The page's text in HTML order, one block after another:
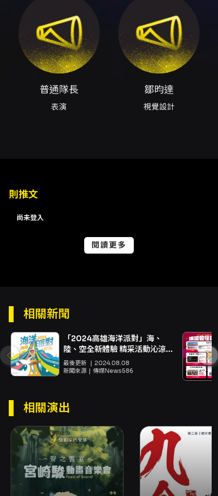
LIVE WAREHOUSE（大庫），門開時間
18:00，演出開始 19:00。 票價與販售 - 預售單
人票：NT$1,100 - 預售三人套票：
NT$3,000（每人相當於 NT$1,000） - 現場
票：NT$1,600 - 售票平台：KKTIX（網路／全
家 FamiPort 等可用方式，詳見 KKTIX 購票頁
KKTIX 全面開賣 身心障礙票與特殊購票方式 - 身
心障礙席僅接受傳真訂購，傳真作業自
2026/06/04（四）上午 10:00 起受理，張數有
FamiPort 或 KKTIX APP）。 - 使用期間及相關
文化幣折抵票款，退票時退款與手續費之計算方
與取票注意 - KKTIX 網站購票需完成手機號碼及
電子郵件驗證之會員資格。 - 每筆訂單限購 4
- 本節目採用文化部定型化契約之「方案四」退
請日（電子票券未取票）為準，退票手續費依演
出日前之時段收取（第31日以前 10%；第11–30
日 30%；第3–10日 50%；演出當日至演出日前
第2日內不受理退換）。 - 務必透過 KKTIX 官方
通路購票，避免經由非授權售票來源購買以免遭
位：THE CAPTAIN’s RECORDS、KKTIX - 視
覺設計：鄒昀達 - 更多購票細節、表單下載與流
注意事項
注意事項 - 入場規定：一人一票、憑票入場；票
券視同有價證券，請妥善保存，遺失、損毀或辨
識不清恕不補發。 - 禁止物品：請勿攜帶相機、
攝影機、錄音設備；未經主辦單位同意，禁止拍
普通隊長
表演
鄒昀達
視覺設計
則推文
尚未登入
閱讀更多
相關新聞
「2024高雄海洋派對」海、
陸、空全新體驗 精采活動沁涼一
夏
最後更新
2024.08.08
新聞來源
傳媒News586
相關演出